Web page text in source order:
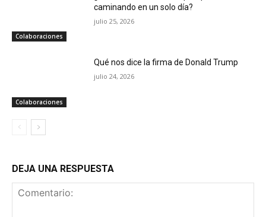
Colaboraciones
caminando en un solo día?
julio 25, 2026
Colaboraciones
Qué nos dice la firma de Donald Trump
julio 24, 2026
DEJA UNA RESPUESTA